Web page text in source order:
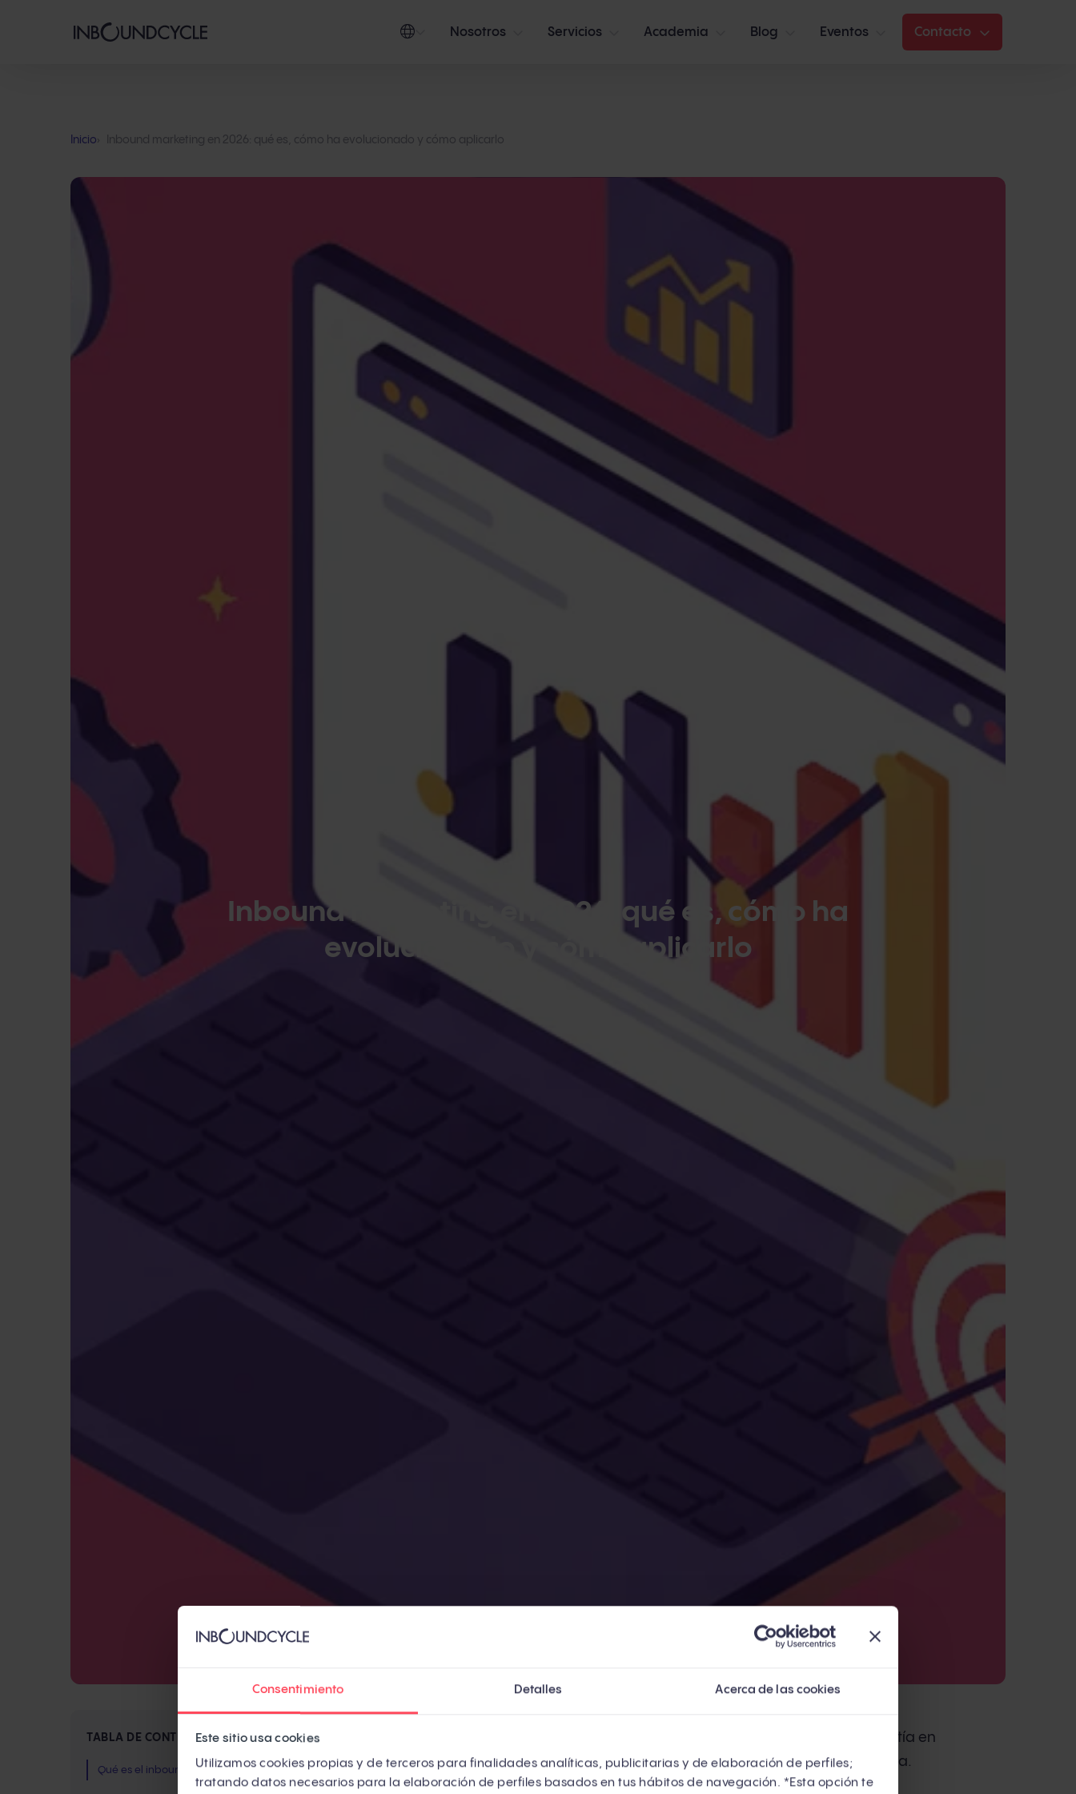
Consentimiento Detalles Acerca de las cookies
Este sitio usa cookies
Utilizamos cookies propias y de terceros para finalidades analíticas, publicitarias y de elaboración de perfiles;
tratando datos necesarios para la elaboración de perfiles basados en tus hábitos de navegación. *Esta opción te
Nosotros Servicios Academia Blog Eventos Contacto
Inicio Inbound marketing en 2026: qué es, cómo ha evolucionado y cómo aplicarlo
Inbound marketing en 2026: qué es, cómo ha
evolucionado y cómo aplicarlo
TABLA DE CONTENIDOS
Qué es el inbound marketing
Si llevas unos años en marketing, probablemente aprendiste que el inbound consistía en
crear un blog, optimizar para Google y esperar a que los leads llegaran. Funcionaba.
Funcionaba tan bien que miles de empresas construyeron sus departamentos de